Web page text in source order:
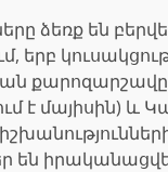
ձեռք են
երբ
քարոզարշավը
է մայիսին) և
են